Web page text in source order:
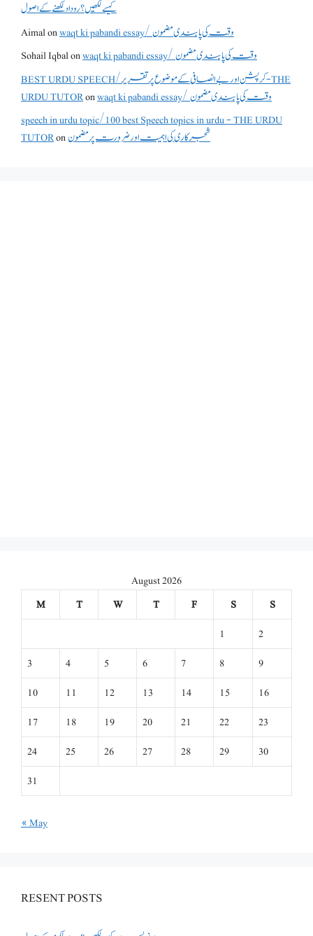
کیسے لکھیں؟ روداد لکھنے کے اصول
Aimalon
waqt ki pabandi essay/ وقت کی پابندی مضمون
Sohail Iqbalon
waqt ki pabandi essay/ وقت کی پابندی مضمون
BEST URDU SPEECH/کرپشن اور بے انصافی کے موضوع پر تقریر - THE
URDU TUTORon
waqt ki pabandi essay/ وقت کی پابندی مضمون
speech in urdu topic/100 best Speech topics in urdu - THE URDU
TUTORonشجرکاری کی اہمیت اور ضرورت پر مضمون
August 2026
M
T W T F S
S
1
2
3
4 5 6 7 8
9
10
11 12 13 14 15
16
17
18 19 20 21 22
23
24
25 26 27 28 29
30
31
« May
RESENT POSTS